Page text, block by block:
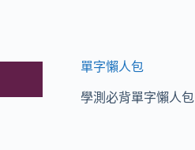
單字懶人包
學測必背單字懶人包